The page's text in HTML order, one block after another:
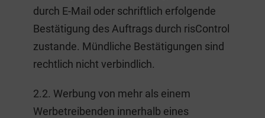
durch E-Mail oder schriftlich erfolgende
Bestätigung des Auftrags durch risControl
zustande. Mündliche Bestätigungen sind
rechtlich nicht verbindlich.
2.2. Werbung von mehr als einem
Werbetreibenden innerhalb eines